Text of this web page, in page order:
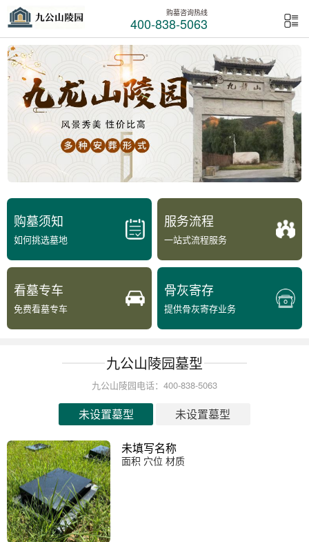
购墓咨询热线
400-838-5063
购墓须知
如何挑选墓地
服务流程
一站式流程服务
看墓专车
免费看墓专车
骨灰寄存
提供骨灰寄存业务
九公山陵园墓型
九公山陵园电话：400-838-5063
未设置墓型 未设置墓型
未填写名称
面积 穴位 材质